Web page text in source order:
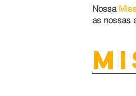
Nossa
as nossas